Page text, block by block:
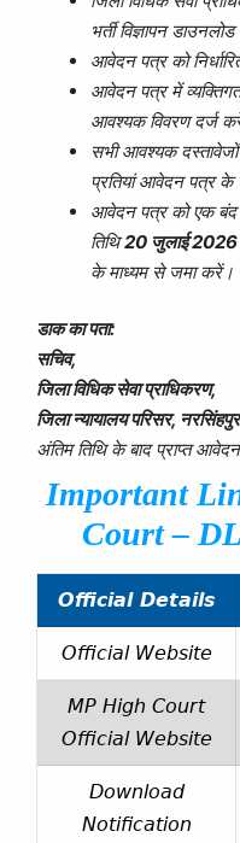
भर्ती विज्ञापन
आवेदन पत्र को
आवेदन पत्र में व्यक्तिगत
आवश्यक विवरण दर्ज
सभी आवश्यक
प्रतियां आवेदन पत्र
आवेदन पत्र को एक बंद
तिथि20 जुलाई 2026
के माध्यम से जमा करें।
डाक का पता:
सचिव,
जिला विधिक सेवा प्राधिकरण,
जिला न्यायालय परिसर,
अंतिम तिथि के बाद प्राप्त
Important
Court –
Official Details
Official Website
MP High Court
Official Website
Download
Notification